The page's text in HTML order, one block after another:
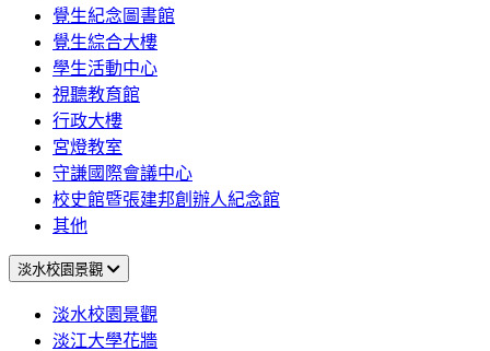
覺生紀念圖書館
覺生綜合大樓
學生活動中心
視聽教育館
行政大樓
宮燈教室
守謙國際會議中心
校史館暨張建邦創辦人紀念館
其他
淡水校園景觀
淡水校園景觀
淡江大學花牆